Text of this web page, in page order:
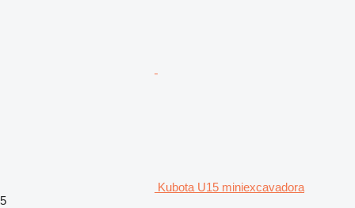
Kubota U15 miniexcavadora
5